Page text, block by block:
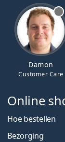
Damon
Customer Care
Online
Hoe bestellen
Bezorging